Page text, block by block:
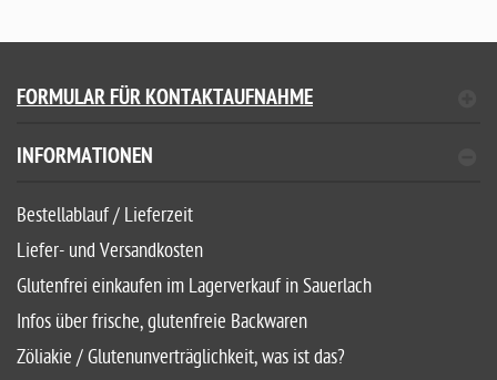
FORMULAR FÜR KONTAKTAUFNAHME
INFORMATIONEN
Bestellablauf / Lieferzeit
Liefer- und Versandkosten
Glutenfrei einkaufen im Lagerverkauf in Sauerlach
Infos über frische, glutenfreie Backwaren
Zöliakie / Glutenunverträglichkeit, was ist das?